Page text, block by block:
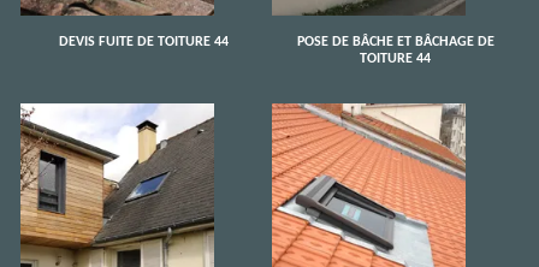
DEVIS FUITE DE TOITURE 44
POSE DE BÂCHE ET BÂCHAGE DE
TOITURE 44